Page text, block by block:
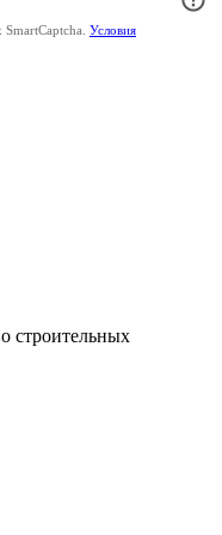
Условия
строительных